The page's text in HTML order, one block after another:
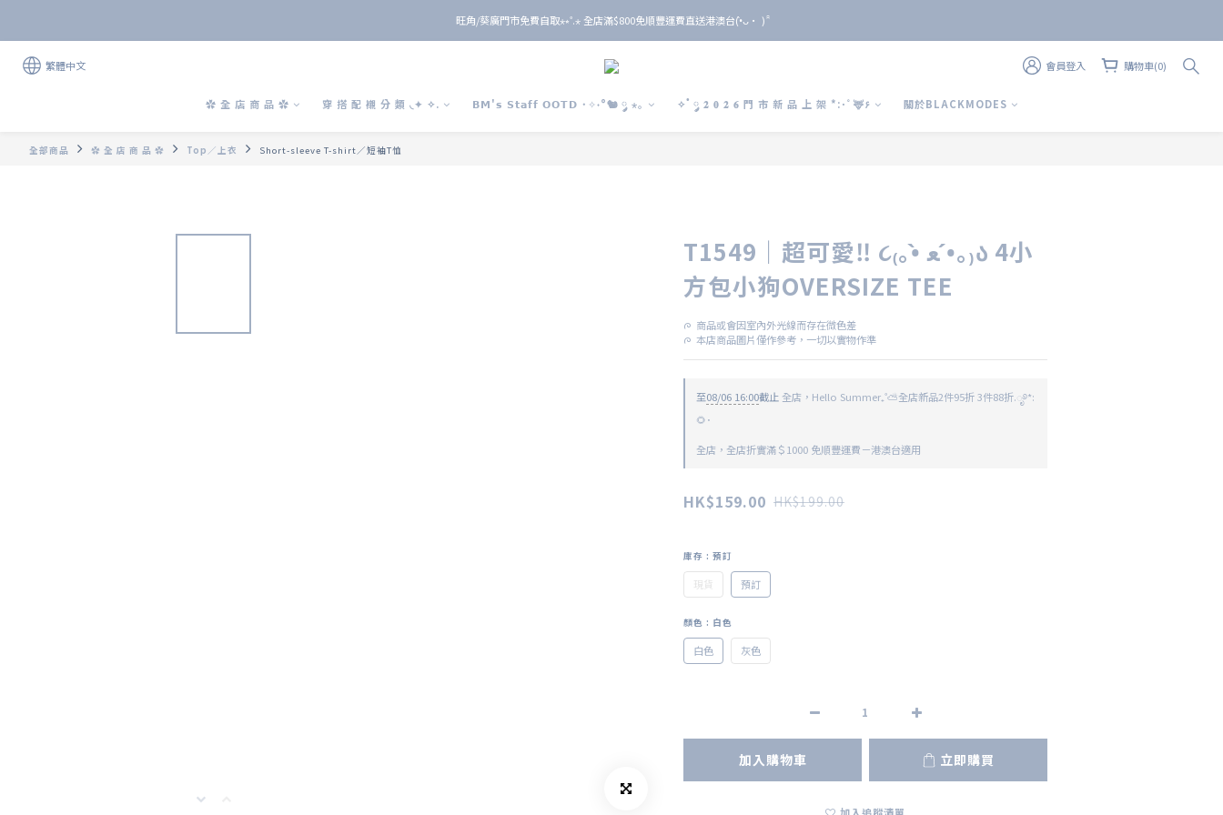
旺角/葵廣門市免費自取⋆⭒˚.⋆ 全店滿$800免順豐運費直送港澳台(•̀ᴗ• ) ̑̑
旺角/葵廣門市免費自取⋆⭒˚.⋆ 全店滿$800免順豐運費直送港澳台(•̀ᴗ• ) ̑̑
單 筆 消 費 滿 $ 6 0 0 即 送 全 年 9 折 會 員
旺角/葵廣門市免費自取⋆⭒˚.⋆ 全店滿$800免順豐運費直送港澳台(•̀ᴗ• ) ̑̑
繁體中文 會員登入 購物車(0)
✿ 全 店 商 品 ✿ 穿 搭 配 襯 分 類 ◟✦ ✧. 𝗕𝗠'𝘀 𝗦𝘁𝗮𝗳𝗳 𝗢𝗢𝗧𝗗 ˙✧˖°🐿️ ༘ ⋆｡ ✧˚ ༘ 𝟐 𝟎 𝟐 𝟔 門 市 新 品 上 架 *:･ﾟ🦌۶ 關於BLACKMODES
全部商品 ✿ 全 店 商 品 ✿ Top／上衣 Short-sleeve T-shirt／短袖T恤
T1549｜超可愛‼ ૮₍｡•̀ ﻌ •́｡₎ა 4小
方包小狗OVERSIZE TEE
ᰍ  商品或會因室內外光線而存在微色差
ᰍ  本店商品圖片僅作參考，一切以實物作準
至08/06 16:00截止 全店，Hello Summer₊˚⛅全店新品2件95折 3件88折.ೃ࿔*:
🌻･
全店，全店折實滿＄1000 免順豐運費－港澳台適用
HK$159.00 HK$199.00
庫存 : 預訂
現貨 預訂
顏色 : 白色
白色 灰色
加入購物車 立即購買